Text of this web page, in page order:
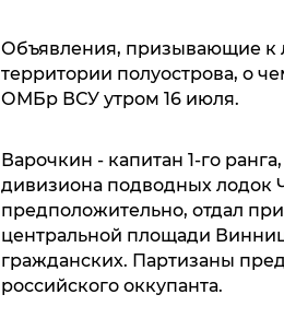
Объявления, призывающие к
территории полуострова, о
ОМБр ВСУ утром 16 июля.
Варочкин - капитан 1-го
дивизиона подводных
предположительно, отдал
центральной площади
гражданских. Партизаны
российского оккупанта.